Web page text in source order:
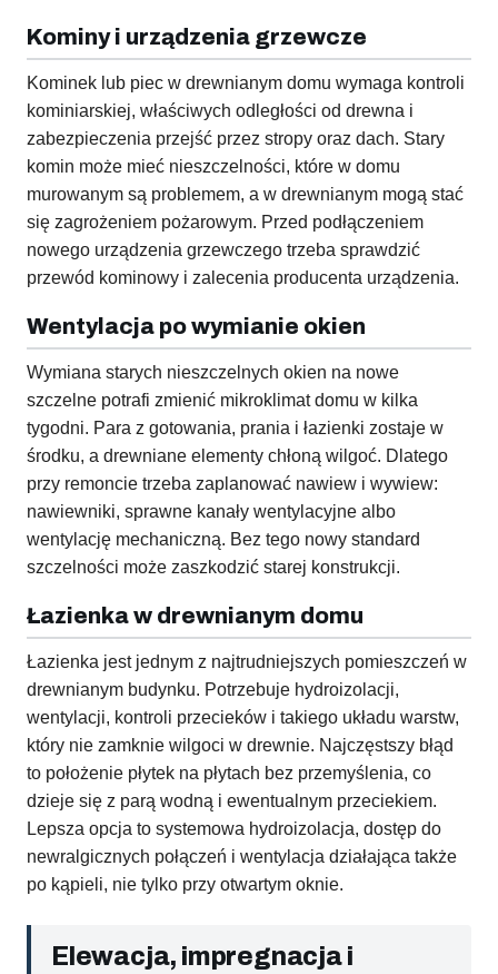
Kominy i urządzenia grzewcze
Kominek lub piec w drewnianym domu wymaga kontroli
kominiarskiej, właściwych odległości od drewna i
zabezpieczenia przejść przez stropy oraz dach. Stary
komin może mieć nieszczelności, które w domu
murowanym są problemem, a w drewnianym mogą stać
się zagrożeniem pożarowym. Przed podłączeniem
nowego urządzenia grzewczego trzeba sprawdzić
przewód kominowy i zalecenia producenta urządzenia.
Wentylacja po wymianie okien
Wymiana starych nieszczelnych okien na nowe
szczelne potrafi zmienić mikroklimat domu w kilka
tygodni. Para z gotowania, prania i łazienki zostaje w
środku, a drewniane elementy chłoną wilgoć. Dlatego
przy remoncie trzeba zaplanować nawiew i wywiew:
nawiewniki, sprawne kanały wentylacyjne albo
wentylację mechaniczną. Bez tego nowy standard
szczelności może zaszkodzić starej konstrukcji.
Łazienka w drewnianym domu
Łazienka jest jednym z najtrudniejszych pomieszczeń w
drewnianym budynku. Potrzebuje hydroizolacji,
wentylacji, kontroli przecieków i takiego układu warstw,
który nie zamknie wilgoci w drewnie. Najczęstszy błąd
to położenie płytek na płytach bez przemyślenia, co
dzieje się z parą wodną i ewentualnym przeciekiem.
Lepsza opcja to systemowa hydroizolacja, dostęp do
newralgicznych połączeń i wentylacja działająca także
po kąpieli, nie tylko przy otwartym oknie.
Elewacja, impregnacja i